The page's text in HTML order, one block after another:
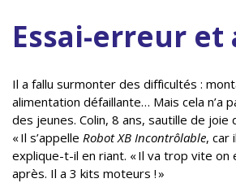
Essai-erreur et
Il a fallu surmonter des difficultés :
alimentation défaillante… Mais cela n’a
des jeunes. Colin, 8 ans, sautille de joie
« Il s’appelle Robot XB Incontrôlable, car
explique-t-il en riant. « Il va trop vite on
après. Il a 3 kits moteurs ! »